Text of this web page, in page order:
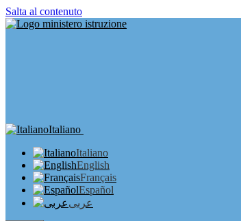
Salta al contenuto
Italiano
Italiano
English
Français
Español
عربى